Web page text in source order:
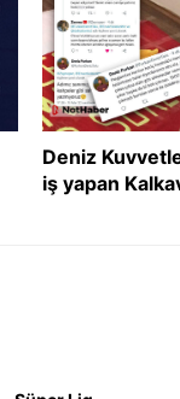
Deniz
iş yapan